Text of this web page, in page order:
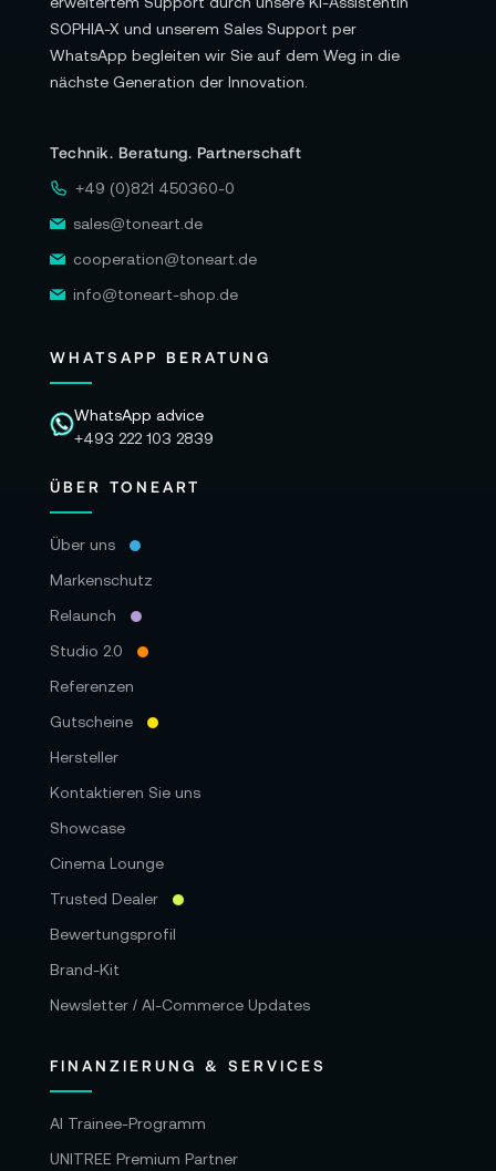
SOPHIA-X und unserem Sales Support per
WhatsApp begleiten wir Sie auf dem Weg in die
nächste Generation der Innovation.
Technik. Beratung. Partnerschaft
+49 (0)821 450360-0
sales@toneart.de
cooperation@toneart.de
info@toneart-shop.de
WHATSAPP BERATUNG
WhatsApp advice
+493 222 103 2839
ÜBER TONEART
Über uns
Markenschutz
Relaunch
Studio 2.0
Referenzen
Gutscheine
Hersteller
Kontaktieren Sie uns
Showcase
Cinema Lounge
Trusted Dealer
Bewertungsprofil
Brand-Kit
Newsletter / AI-Commerce Updates
FINANZIERUNG & SERVICES
AI Trainee-Programm
UNITREE Premium Partner